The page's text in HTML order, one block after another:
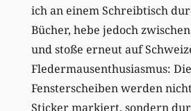
ich an einem Schreibtisch
Bücher, hebe jedoch
und stoße erneut auf
Fledermausenthusiasmus: Die
Fensterscheiben werden
Sticker markiert, sondern